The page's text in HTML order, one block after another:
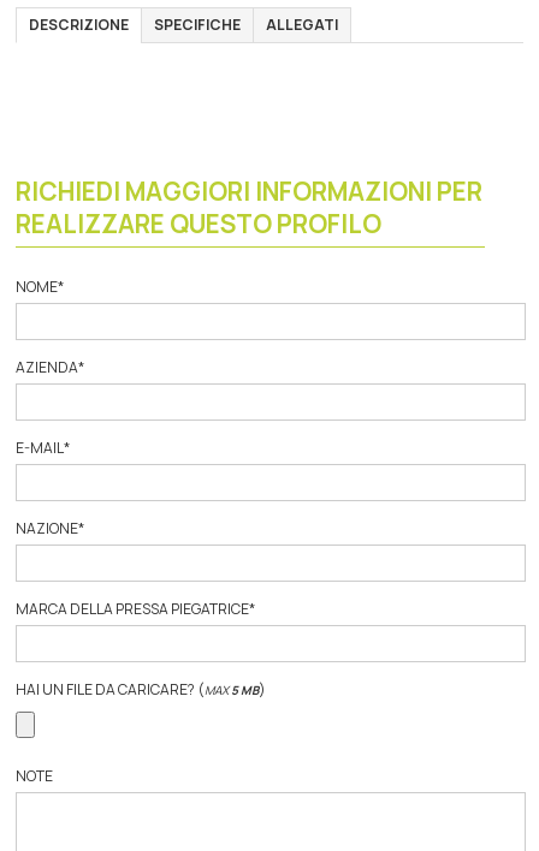
DESCRIZIONE SPECIFICHE ALLEGATI
RICHIEDI MAGGIORI INFORMAZIONI PER
REALIZZARE QUESTO PROFILO
NOME*
AZIENDA*
E-MAIL*
NAZIONE*
MARCA DELLA PRESSA PIEGATRICE*
HAI UN FILE DA CARICARE? (MAX5 MB)
NOTE